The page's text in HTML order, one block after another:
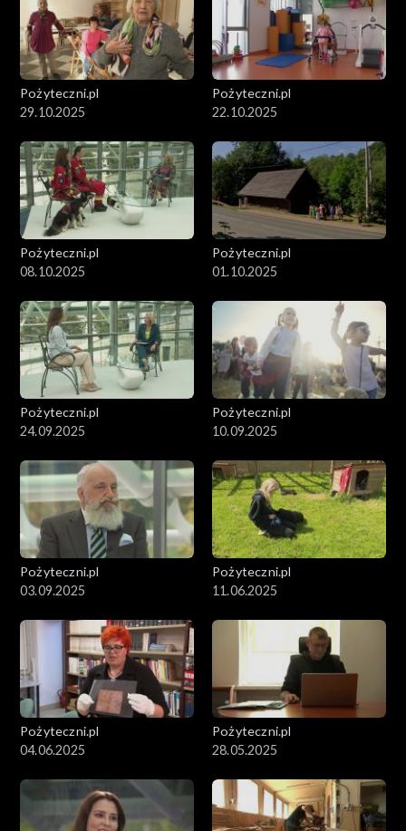
Pożyteczni.pl
29.10.2025
Pożyteczni.pl
22.10.2025
Pożyteczni.pl
08.10.2025
Pożyteczni.pl
01.10.2025
Pożyteczni.pl
24.09.2025
Pożyteczni.pl
10.09.2025
Pożyteczni.pl
03.09.2025
Pożyteczni.pl
11.06.2025
Pożyteczni.pl
04.06.2025
Pożyteczni.pl
28.05.2025